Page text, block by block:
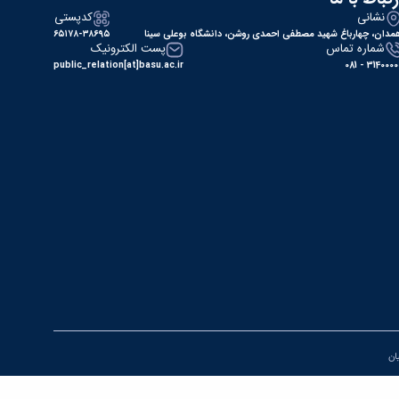
نشانی
چهارباغ شهید مصطفی احمدی روشن، دانشگاه بوعلی سینا
کدپستی
۶۵۱۷۸-۳۸۶۹۵
شماره تماس
31400000 -
پست الکترونیک
public_relation[at]basu.ac.ir